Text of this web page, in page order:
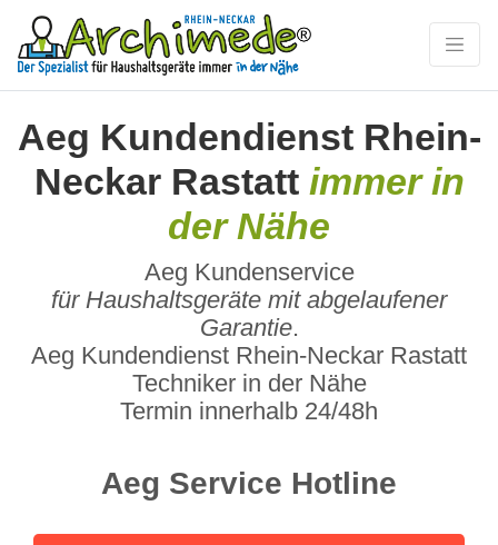
Aeg Kundendienst Rhein-
Neckar Rastatt immer in
der Nähe
Aeg Kundenservice
für Haushaltsgeräte mit abgelaufener
Garantie.
Aeg Kundendienst Rhein-Neckar Rastatt
Techniker in der Nähe
Termin innerhalb 24/48h
Aeg Service Hotline